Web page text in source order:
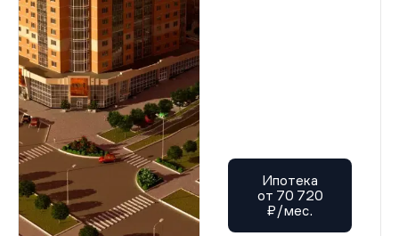
Ипотека
от 70 720
₽/мес.